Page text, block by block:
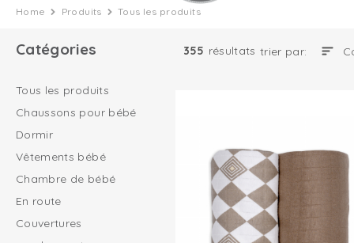
Home Produits Tous les produits
Catégories
Tous les produits
Chaussons pour bébé
Dormir
Vêtements bébé
Chambre de bébé
En route
Couvertures
355 résultats trier par: